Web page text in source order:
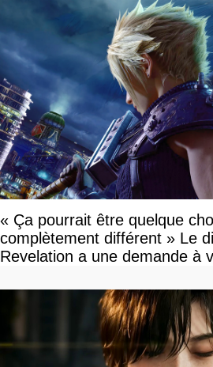
« Ça pourrait être quelque
complètement différent » Le
Revelation a une demande à